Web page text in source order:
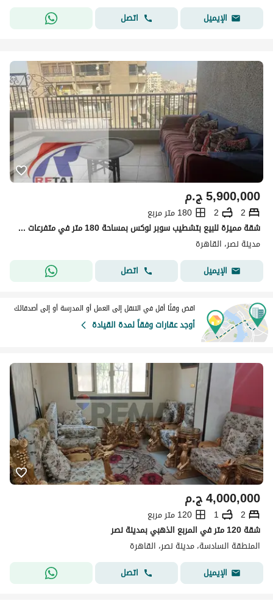
الإيميل
اتصل
ج.م5,900,000
2
2
180 متر مربع
شقة مميزة للبيع بتشطيب سوبر لوكس بمساحة 180 متر في متفرعات شارع عمار بن ياسر بموقع راقي وقريب من كافة الخدمات. الشقة تتميز بتصميم داخلي على مستويين
مدينة نصر، القاهرة
الإيميل
اتصل
اقض وقتًا أقل في التنقل إلى العمل أو المدرسة أو إلى أصدقائك
أوجد عقارات وفقاً لمدة القيادة
ج.م4,000,000
2
1
120 متر مربع
شقة 120 متر في المربع الذهبي بمدينة نصر
المنطقة السادسة، مدينة نصر، القاهرة
الإيميل
اتصل